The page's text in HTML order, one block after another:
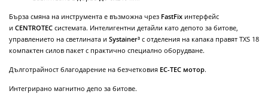
Бърза смяна на инструмента е възможна чрез FastFix интерфейс
и CENTROTEC системата. Интелигентни детайли като депото за битове,
управлението на светлината и Systainer³ с отделения на капака правят TXS 18
компактен силов пакет с практично специално оборудване.
Дълготрайност благодарение на безчетковия ЕС-ТЕС мотор.
Интегрирано магнитно депо за битове.